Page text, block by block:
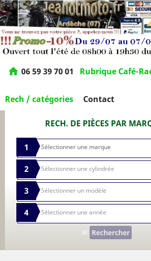
home 06 59 39 70 01 Rubrique Café-
Rech / catégories Contact
RECH. DE PIÈCES PAR
1
2
3
4
Rechercher